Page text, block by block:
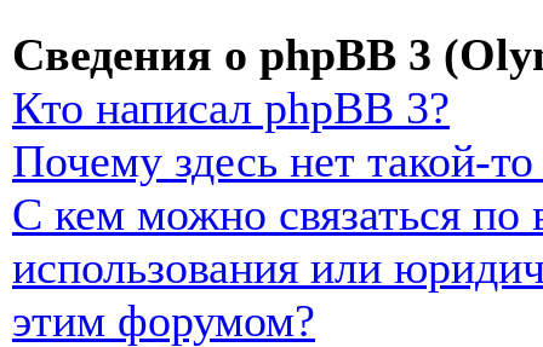
Сведения о phpBB 3
Кто написал phpBB 3?
Почему здесь нет такой-
С кем можно связаться по
использования или
этим форумом?